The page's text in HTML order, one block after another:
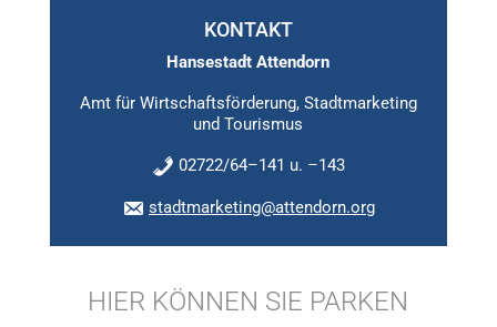
KONTAKT
Hansestadt Attendorn
Amt für Wirtschaftsförderung, Stadtmarketing
und Tourismus
02722/64–141 u. –143
stadtmarketing@attendorn.org
HIER KÖNNEN SIE PARKEN